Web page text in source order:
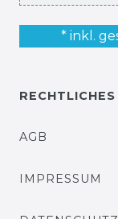
* inkl.
RECHTLICHES
AGB
IMPRESSUM